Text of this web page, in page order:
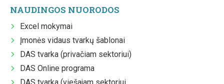
NAUDINGOS NUORODOS
Excel mokymai
Įmonės vidaus tvarkų šablonai
DAS tvarka (privačiam sektoriui)
DAS Online programa
DAS tvarka (viešajam sektoriui